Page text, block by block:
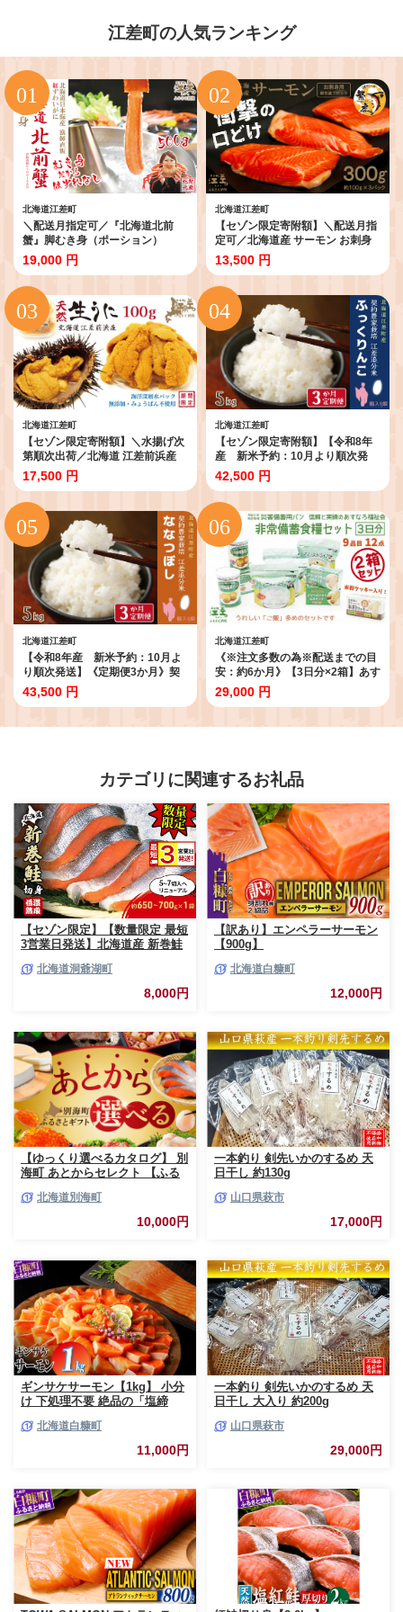
江差町の人気ランキング
北海道江差町
＼配送月指定可／『北海道北前
蟹』脚むき身（ポーション）
500g 北海道日本海産紅ずわいが
に カニかご漁師直販！厳格な鮮
度管理で甘くてジューシーな本場
の味をお届け むき身なのではず
れなし！ 新鮮生冷 かにしゃ
ぶ しゃぶしゃぶ かに鍋 国
産 かに足 かに脚 北海道産べ
にずわいがに ギフト 贈答用
19,000 円
北海道江差町
【セゾン限定寄附額】＼配送月指
定可／北海道産 サーモン お刺身
用ブロック 300g（100g×3P）
日本海 かもめ島海面養殖 純国産
ブランドサーモン『江さしっ子 繁
虎』 衝撃の口どけ とろける
脂 生食可 冷凍 小分け 個包
装 トラウトサーモン 刺身 サ
ーモンステーキ カルパッチョ
海鮮 鮭 さけ シャケ しゃ
け さーもん のし対応可 贈答
用 ギフト お中元 お歳暮
13,500 円
北海道江差町
【セゾン限定寄附額】＼水揚げ次
第順次出荷／北海道 江差前浜産
生うに 100g【天然・無添加・み
ょうばん不使用】令和8年 江差
産キタムラサキウニ 日本海熊石
産海洋深層水 塩水ウニ 素材を
生かした自然の味 国産うに 雲
丹 100グラムパック個包装
17,500 円
北海道江差町
【セゾン限定寄附額】【令和8年
産 新米予約：10月より順次発
送】《定期便3か月》契約農家栽
培 江差追分米『ふっくりんこ』
【5kg×3回】令和8年産 2026年
産 北海道江差町産 北海道米
白米 精米 お米 おこめ こ
め ご飯 ごはん 農家直送 単
一原料米 ブランド米 ふっくら
食感、ここちよい甘さ
42,500 円
北海道江差町
【令和8年産 新米予約：10月よ
り順次発送】《定期便3か月》契
約農家栽培 江差追分米『ななつぼ
し』【5kg×3回】令和8年産
道米 白米 精米 お米 おこ
43,500 円
北海道江差町
《※注文多数の為※配送までの目
安：約6か月》【3日分×2箱】あす
なろ福祉会の非常備蓄食料セッ
ト 完全受注生産 フリーズドラ
ズドライビスケット・米粉クッキ
保存食 思いやり型返礼品「きふ
と、」
29,000 円
カテゴリに関連するお礼品
【セゾン限定】【数量限定 最短
3営業日発送】北海道産 新巻鮭
700g/5～7切入) 最短配送 北海
道 秋鮭 小分け 鮭 さけ しゃけ
シャケ 中塩 海鮮 冷凍 お弁当
モン サケ
北海道洞爺湖町
8,000円
【訳あり】エンペラーサーモン
【900g】
北海道白糠町
12,000円
【ゆっくり選べるカタログ】 別
海町 あとからセレクト 【ふる
とから選べる！ ギフト いくら
ほたて 海鮮 牛肉 ケーキ アイス
【BY0000010】（ 後から選べ
カタログギフト あとからカタロ
グ あとからカタログポイント
あとからカタログギフト ふるさ
と納税 ）
北海道別海町
10,000円
一本釣り 剣先いかのするめ 天
日干し 約130g
山口県萩市
17,000円
ギンサケサーモン【1kg】 小分
け 下処理不要 絶品の「塩締
サーモン 鮭 魚 銀鮭 刺身 生食
用 さけ サケ ふるさと ランキン
グ 人気 魚介類 魚介 北海道 白
北海道白糠町
11,000円
一本釣り 剣先いかのするめ 天
日干し 大入り 約200g
山口県萩市
29,000円